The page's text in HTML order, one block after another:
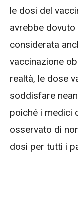
le dosi del
avrebbe dovuto
considerata
vaccinazione
realtà, le dose
soddisfare
poiché i medici
osservato di
dosi per tutti i